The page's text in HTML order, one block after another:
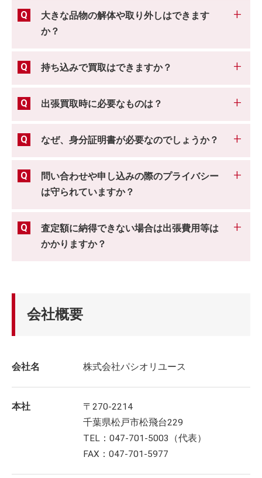
大きな品物の解体や取り外しはできます
か？
持ち込みで買取はできますか？
出張買取時に必要なものは？
なぜ、身分証明書が必要なのでしょうか？
問い合わせや申し込みの際のプライバシー
は守られていますか？
査定額に納得できない場合は出張費用等は
かかりますか？
会社概要
会社名 株式会社パシオリユース
本社
〒270-2214
千葉県松戸市松飛台229
TEL：047-701-5003（代表）
FAX：047-701-5977